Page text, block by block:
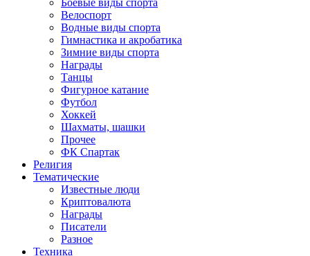
Боевые виды спорта
Велоспорт
Водные виды спорта
Гимнастика и акробатика
Зимние виды спорта
Награды
Танцы
Фигурное катание
Футбол
Хоккей
Шахматы, шашки
Прочее
ФК Спартак
Религия
Тематические
Известные люди
Криптовалюта
Награды
Писатели
Разное
Техника